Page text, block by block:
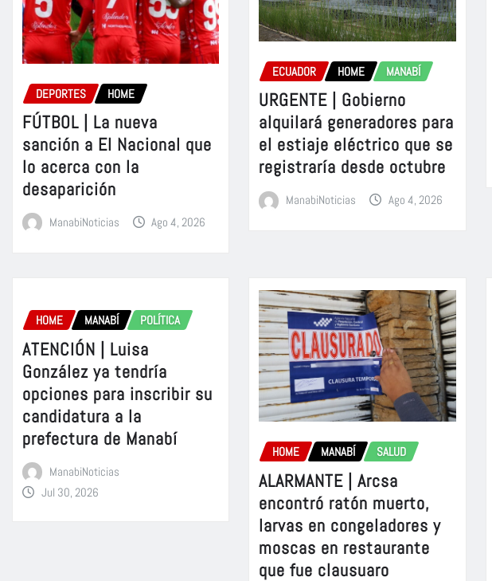
DEPORTES HOME
FÚTBOL | La nueva
sanción a El Nacional que
lo acerca con la
desaparición
ManabiNoticias Ago 4, 2026
ECUADOR HOME MANABÍ
URGENTE | Gobierno
alquilará generadores para
el estiaje eléctrico que se
registraría desde octubre
ManabiNoticias Ago 4, 2026
HOME MANABÍ POLÍTICA
ATENCIÓN | Luisa
González ya tendría
opciones para inscribir su
candidatura a la
prefectura de Manabí
ManabiNoticias
Jul 30, 2026
HOME MANABÍ SALUD
ALARMANTE | Arcsa
encontró ratón muerto,
larvas en congeladores y
moscas en restaurante
que fue clausuaro